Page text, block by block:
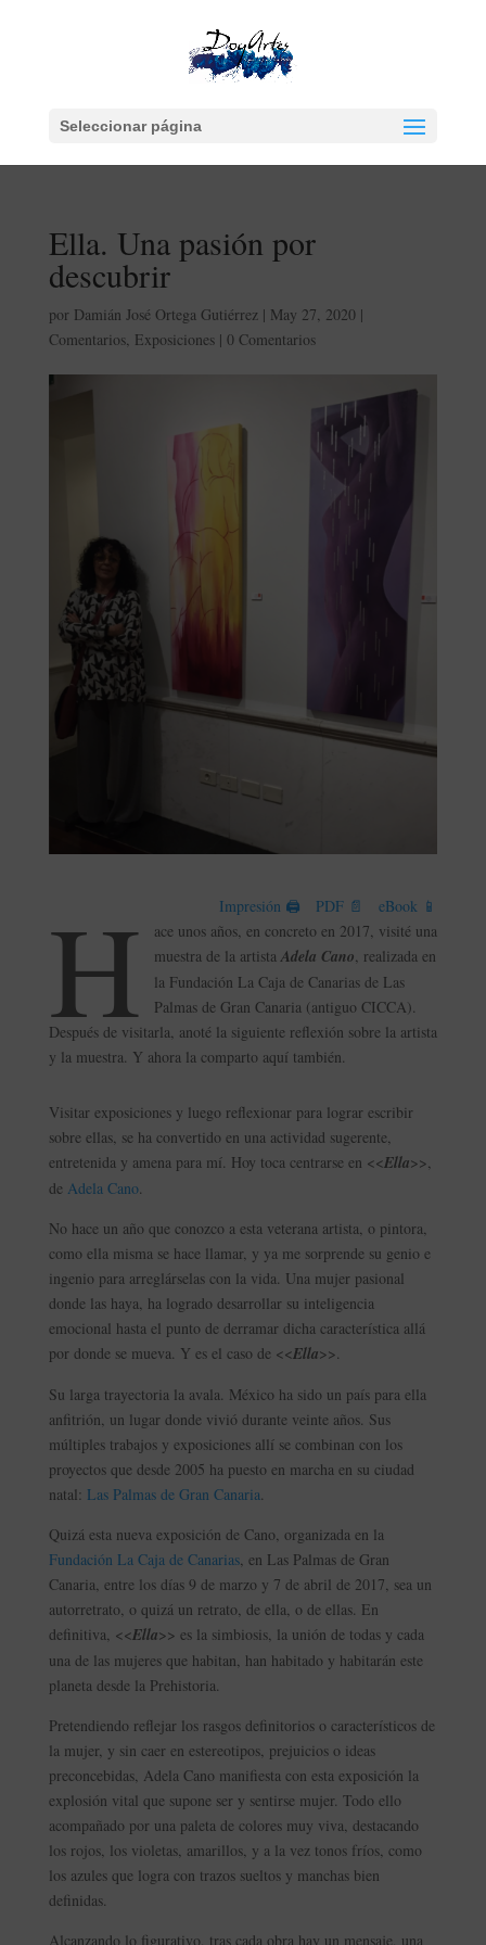
Seleccionar página
Ella. Una pasión por
descubrir
por Damián José Ortega Gutiérrez| May 27, 2020|
Comentarios, Exposiciones| 0 Comentarios
Impresión 🖨 PDF 📄 eBook 📱
H
ace unos años, en concreto en 2017, visité una
muestra de la artistaAdela Cano, realizada en
la Fundación La Caja de Canarias de Las
Palmas de Gran Canaria (antiguo CICCA).
Después de visitarla, anoté la siguiente reflexión sobre la artista
y la muestra. Y ahora la comparto aquí también.
Visitar exposiciones y luego reflexionar para lograr escribir
sobre ellas, se ha convertido en una actividad sugerente,
entretenida y amena para mí. Hoy toca centrarse en <<Ella>>,
de Adela Cano.
No hace un año que conozco a esta veterana artista, o pintora,
como ella misma se hace llamar, y ya me sorprende su genio e
ingenio para arreglárselas con la vida. Una mujer pasional
donde las haya, ha logrado desarrollar su inteligencia
emocional hasta el punto de derramar dicha característica allá
por donde se mueva. Y es el caso de <<Ella>>.
Su larga trayectoria la avala. México ha sido un país para ella
anfitrión, un lugar donde vivió durante veinte años. Sus
múltiples trabajos y exposiciones allí se combinan con los
proyectos que desde 2005 ha puesto en marcha en su ciudad
natal: Las Palmas de Gran Canaria.
Quizá esta nueva exposición de Cano, organizada en la
Fundación La Caja de Canarias, en Las Palmas de Gran
Canaria, entre los días 9 de marzo y 7 de abril de 2017, sea un
autorretrato, o quizá un retrato, de ella, o de ellas. En
definitiva, <<Ella>> es la simbiosis, la unión de todas y cada
una de las mujeres que habitan, han habitado y habitarán este
planeta desde la Prehistoria.
Pretendiendo reflejar los rasgos definitorios o característicos de
la mujer, y sin caer en estereotipos, prejuicios o ideas
preconcebidas, Adela Cano manifiesta con esta exposición la
explosión vital que supone ser y sentirse mujer. Todo ello
acompañado por una paleta de colores muy viva, destacando
los rojos, los violetas, amarillos, y a la vez tonos fríos, como
los azules que logra con trazos sueltos y manchas bien
definidas.
Alcanzando lo figurativo, tras cada obra hay un mensaje, una